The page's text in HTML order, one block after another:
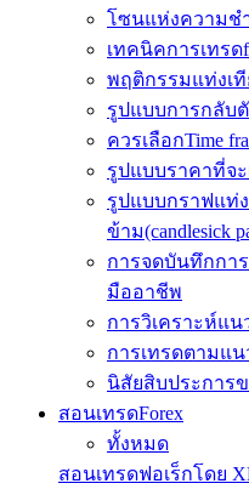
โซนแห่งความช
เทคนิคการเทรด
พฤติกรรมแท่งเที
รูปแบบการกลับ
ควรเลือกTime
รูปแบบราคาที่จะ
รูปแบบกราฟแท่
ข้าม(candlesick
การจดบันทึกการ
มืออาชีพ
การวิเคราะห์แ
การเทรดตามแน
นิสัยสิบประการ
สอนเทรดForex
ทั้งหมด
สอนเทรดฟอเร็กโดย